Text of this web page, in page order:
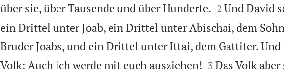
über sie, über Tausende und über Hunderte.
2 Und David
ein Drittel unter Joab, ein Drittel unter Abischai, dem
Bruder Joabs, und ein Drittel unter Ittai, dem Gattiter. Und
Volk: Auch ich werde mit euch ausziehen!
3 Das Volk